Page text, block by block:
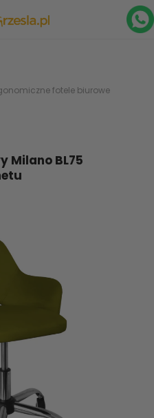
fotele biurowe
Milano BL75